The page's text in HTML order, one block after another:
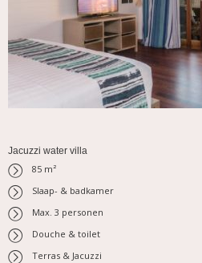
Jacuzzi water villa
85 m²
Slaap- & badkamer
Max. 3 personen
Douche & toilet
Terras & Jacuzzi